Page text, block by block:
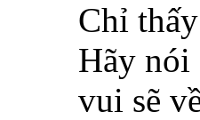
Chỉ
Hãy nói
vui sẽ